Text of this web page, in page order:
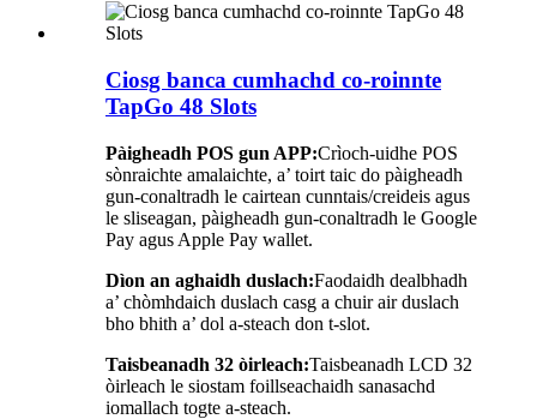
Ciosg banca cumhachd co-roinnte
TapGo 48 Slots
Pàigheadh ​​POS gun APP:Crìoch-uidhe POS
sònraichte amalaichte, a’ toirt taic do pàigheadh ​​
gun-conaltradh le cairtean cunntais/creideis agus
le sliseagan, pàigheadh ​​gun-conaltradh le Google
Pay agus Apple Pay wallet.
Dìon an aghaidh duslach:Faodaidh dealbhadh
a’ chòmhdaich duslach casg a chuir air duslach
bho bhith a’ dol a-steach don t-slot.
Taisbeanadh 32 òirleach:Taisbeanadh LCD 32
òirleach le siostam foillseachaidh sanasachd
iomallach togte a-steach.